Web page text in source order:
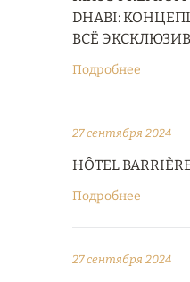
DHABI:
ВСЁ
Подробнее
27 сентября 2024
HÔTEL
Подробнее
27 сентября 2024